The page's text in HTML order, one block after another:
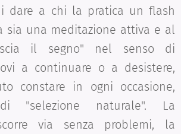
dare a chi la pratica un flash
sia una meditazione attiva e al
il segno" nel senso di
a continuare o a desistere,
constare in ogni occasione,
"selezione naturale". La
via senza problemi, la